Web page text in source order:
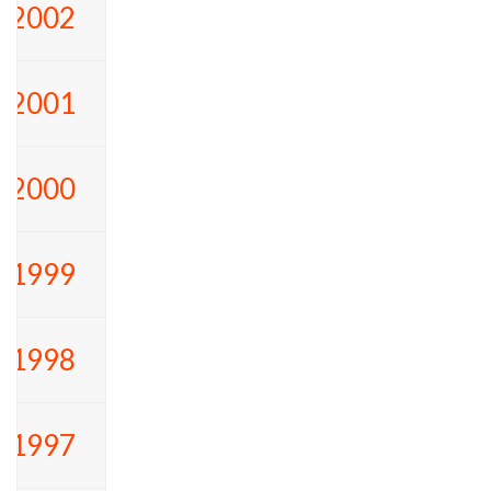
2002
2001
2000
1999
1998
1997